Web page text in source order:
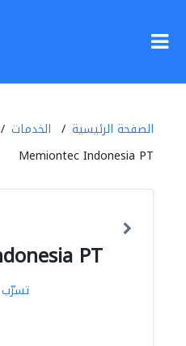
الصفحة الرئيسية الخدمات
Memiontec Indonesia PT
PT
تسرّب